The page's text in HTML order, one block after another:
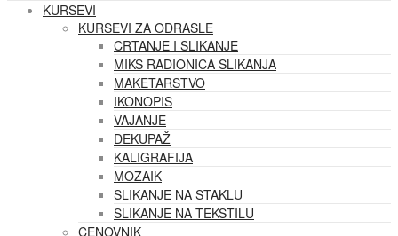
KURSEVI
KURSEVI ZA ODRASLE
CRTANJE I SLIKANJE
MIKS RADIONICA SLIKANJA
MAKETARSTVO
IKONOPIS
VAJANJE
DEKUPAŽ
KALIGRAFIJA
MOZAIK
SLIKANJE NA STAKLU
SLIKANJE NA TEKSTILU
CENOVNIK